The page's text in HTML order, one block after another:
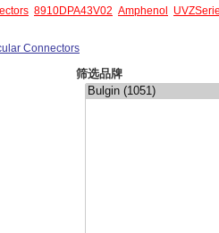
8910DPA43V02 Amphenol
Connectors
筛选品牌